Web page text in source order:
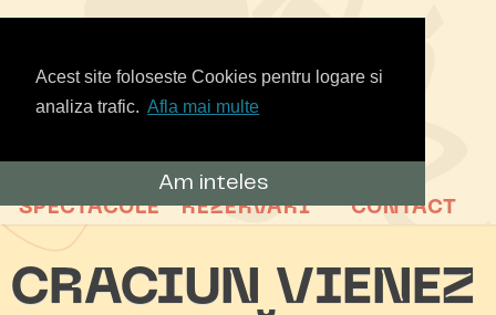
Acest site foloseste Cookies pentru logare si
analiza trafic. Afla mai multe
Am inteles
SPECTACOLE REZERVARI CONTACT
CRACIUN VIENEZ